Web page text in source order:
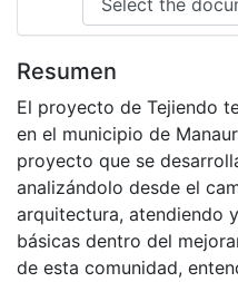
Resumen
El proyecto de Tejiendo
en el municipio de
proyecto que se
analizándolo desde el
arquitectura, atendiendo
básicas dentro del
de esta comunidad,